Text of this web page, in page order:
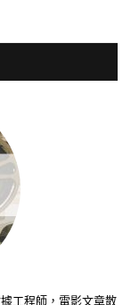
工程師，電影文章散